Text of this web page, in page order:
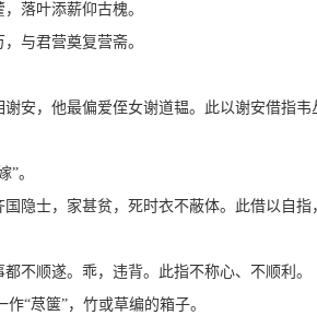
落叶添薪仰古槐。
与君营奠复营斋。
安，他最偏爱侄女谢道韫。此以谢安借指韦
”。
国隐士，家甚贫，死时衣不蔽体。此借以自
都不顺遂。乖，违背。此指不称心、不顺利。
作“荩箧”，竹或草编的箱子。